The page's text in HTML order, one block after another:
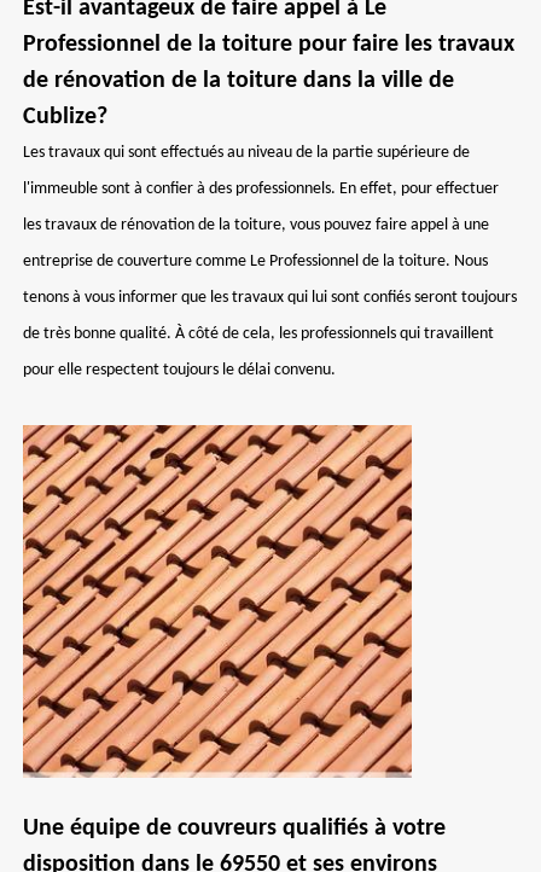
Est-il avantageux de faire appel à Le
Professionnel de la toiture pour faire les travaux
de rénovation de la toiture dans la ville de
Cublize?
Les travaux qui sont effectués au niveau de la partie supérieure de
l'immeuble sont à confier à des professionnels. En effet, pour effectuer
les travaux de rénovation de la toiture, vous pouvez faire appel à une
entreprise de couverture comme Le Professionnel de la toiture. Nous
tenons à vous informer que les travaux qui lui sont confiés seront toujours
de très bonne qualité. À côté de cela, les professionnels qui travaillent
pour elle respectent toujours le délai convenu.
Une équipe de couvreurs qualifiés à votre
disposition dans le 69550 et ses environs